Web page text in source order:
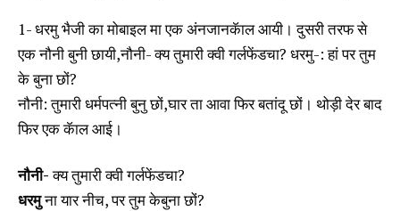
1- धरमु भैजी का मोबाइल मा एक अंनजानकॅाल आयी। दुसरी तरफ से
एक नौनी बुनी छायी,नौनी- क्य तुमारी क्वी गर्लफेंडचा? धरमु-: हां पर तुम
के बुना छों?
नौनी: तुमारी धर्मपत्नी बुनु छों,घार ता आवा फिर बतांदू छों। थोड़ी देर बाद
फिर एक कॅाल आई।
नौनी-क्य तुमारी क्वी गर्लफेंडचा?
धरमुना यार नीच, पर तुम केबुना छों?